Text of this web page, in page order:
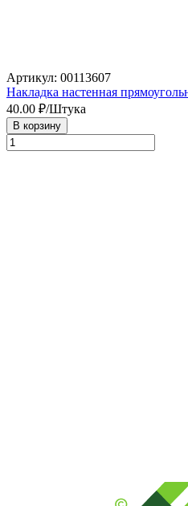
Артикул: 00113607
Накладка настенная
40.00 ₽/Штука
В корзину